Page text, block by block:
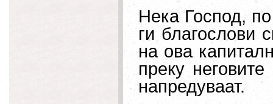
Нека Господ,
ги благослови
на ова
преку
напредуваат.